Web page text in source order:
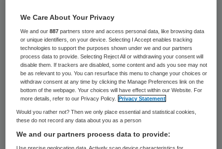
Stomavereniging bekend.
De stomazorg in Nederland concentreert
zich meer en meer in gespecialiseerde
ziekenhuislocaties. Dat moet de kwaliteit
verbeteren. Maar er is nog veel mis in de
organisatie van de zorg,oordeelt de
stomavereniging.
We Care About Your Privacy
We and our887 partners store and access personal data, like browsing data
or unique identifiers, on your device. Selecting I Accept enables tracking
technologies to support the purposes shown under we and our partners
process data to provide. Selecting Reject All or withdrawing your consent will
disable them. If trackers are disabled, some content and ads you see may not
be as relevant to you. You can resurface this menu to change your choices or
withdraw consent at any time by clicking the Manage Preferences link on the
bottom of the webpage. Your choices will have effect within our Website. For
more details, refer to our Privacy Policy.
Privacy Statement
Would you rather not? Then we only place essential and statistical cookies,
these do not record any data about you as a person
We and our partners process data to provide: